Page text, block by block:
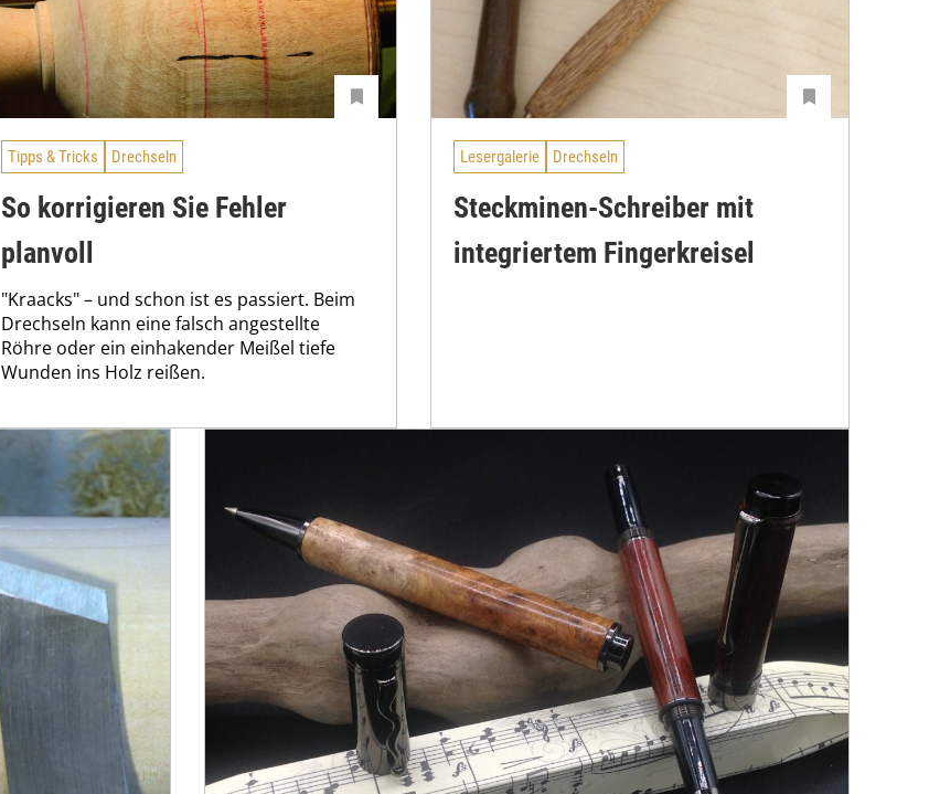
Tipps & Tricks Drechseln
So korrigieren Sie Fehler
planvoll
"Kraacks" – und schon ist es passiert. Beim
Drechseln kann eine falsch angestellte
Röhre oder ein einhakender Meißel tiefe
Wunden ins Holz reißen.
Lesergalerie Drechseln
Steckminen-Schreiber mit
integriertem Fingerkreisel